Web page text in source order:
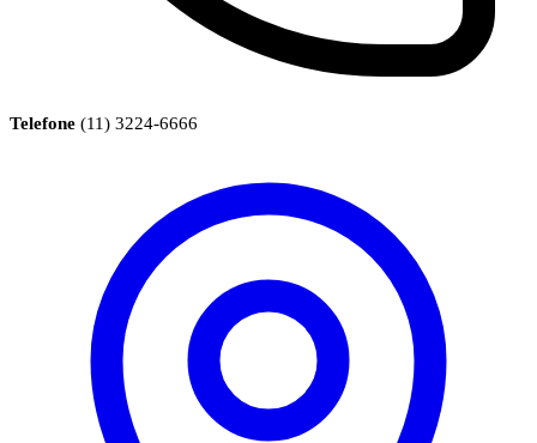
Telefone (11) 3224-6666